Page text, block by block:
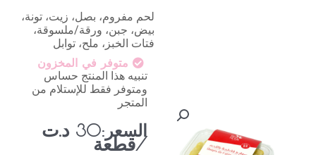
لحم مفروم، بصل، زيت، تونة،
بيض، جبن، ورقة/ملسوقة،
فتات الخبز، ملح، توابل
متوفر في المخزون
تنبيه هذا المنتج حساس
ومتوفر فقط للإستلام من
المتجر
السعر:30 د.ت
/قطعة